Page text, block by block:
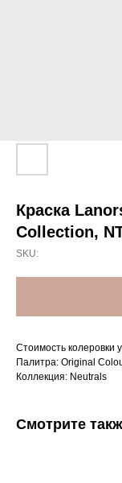
Краска
Collection,
SKU:
Стоимость колеровки
Палитра: Original
Коллекция: Neutrals
Смотрите